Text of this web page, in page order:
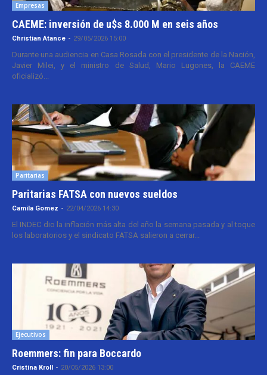
Empresas
CAEME: inversión de u$s 8.000 M en seis años
Christian Atance - 29/05/2026 15:00
Durante una audiencia en Casa Rosada con el presidente de la Nación,
Javier Milei, y el ministro de Salud, Mario Lugones, la CAEME
oficializó...
Paritarias
Paritarias FATSA con nuevos sueldos
Camila Gomez - 22/04/2026 14:30
El INDEC dio la inflación más alta del año la semana pasada y al toque
los laboratorios y el sindicato FATSA salieron a cerrar...
Ejecutivos
Roemmers: fin para Boccardo
Cristina Kroll - 20/05/2026 13:00